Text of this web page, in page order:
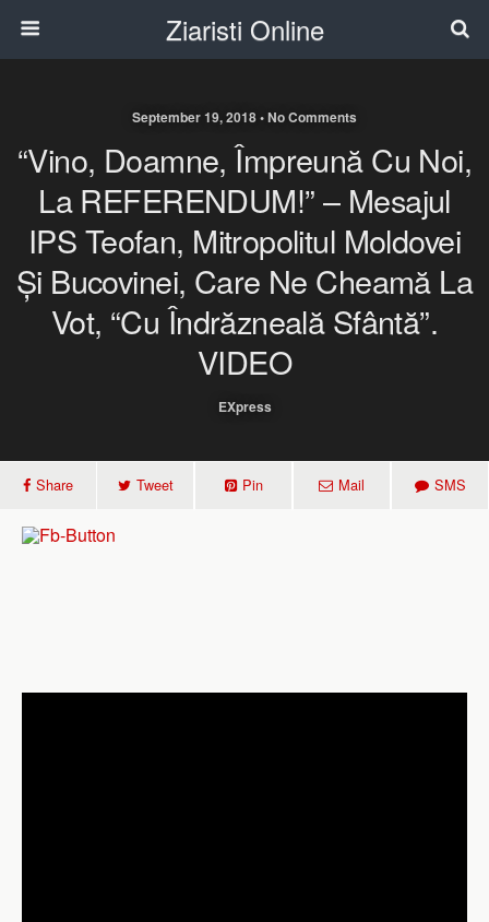
Ziaristi Online
September 19, 2018 • No Comments
“Vino, Doamne, Împreună Cu Noi,
La REFERENDUM!” – Mesajul
IPS Teofan, Mitropolitul Moldovei
Și Bucovinei, Care Ne Cheamă La
Vot, “cu Îndrăzneală Sfântă”.
VIDEO
EXpress
Share Tweet Pin Mail SMS